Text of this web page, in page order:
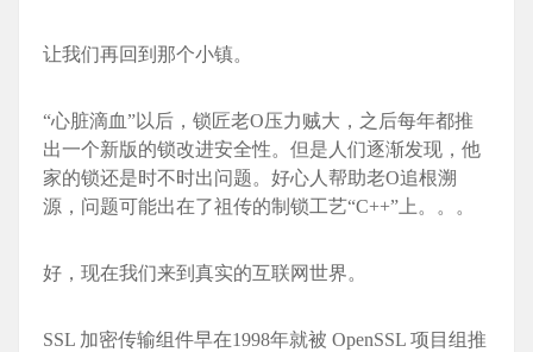
让我们再回到那个小镇。
“心脏滴血”以后，锁匠老O压力贼大，之后每年都推
出一个新版的锁改进安全性。但是人们逐渐发现，他
家的锁还是时不时出问题。好心人帮助老O追根溯
源，问题可能出在了祖传的制锁工艺“C++”上。。。
好，现在我们来到真实的互联网世界。
SSL 加密传输组件早在1998年就被 OpenSSL 项目组推